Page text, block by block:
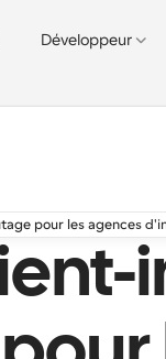
Développeur
pour les agences